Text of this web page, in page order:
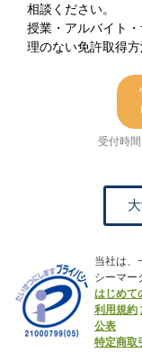
相談ください。
授業・アルバイト
理のない免許取得方
受付時
当社は、
シーマー
はじめて
利用規約
公表
特定商取